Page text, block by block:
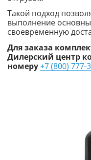
Такой подход
выполнение
своевременную
Для заказа
Дилерский центр
номеру +7 (800) 777-